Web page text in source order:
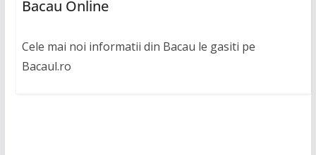
Bacau Online
Cele mai noi informatii din Bacau le gasiti pe
Bacaul.ro